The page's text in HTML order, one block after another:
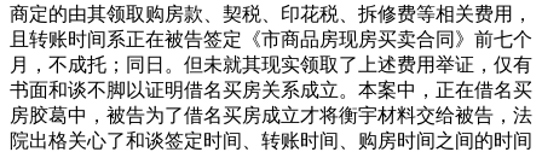
商定的由其领取购房款、契税、印花税、拆修费等相关费用，
且转账时间系正在被告签定《市商品房现房买卖合同》前七个
月，不成托；同日。但未就其现实领取了上述费用举证，仅有
书面和谈不脚以证明借名买房关系成立。本案中，正在借名买
房胶葛中，被告为了借名买房成立才将衡宇材料交给被告，法
院出格关心了和谈签定时间、转账时间、购房时间之间的时间